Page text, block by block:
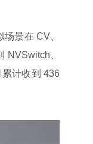
场景在 CV、
NVSwitch、
计收到 436